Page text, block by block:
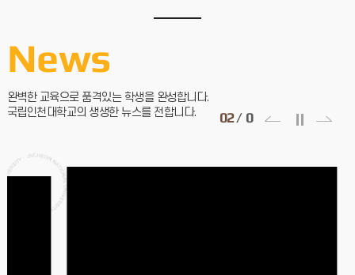
2026학년도 1학기 졸업시험 합격여부 조회 안내
1학기 졸업시험 과목별 합격여부를 아래 안내에 따라 확인하시기
바랍니다. * 응시과목 중 1개 과목이라도 불합격
News
완벽한 교육으로 품격있는 학생을 완성합니다.
국립인천대학교의 생생한 뉴스를 전합니다.
2/